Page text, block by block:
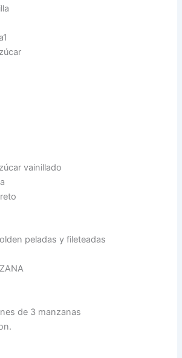
vainillado
peladas y fileteadas
de 3 manzanas